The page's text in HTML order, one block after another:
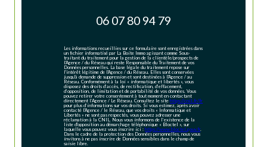
06 07 80 94 79
Les informations recueillies sur ce formulaire sont enregistrées dans
un fichier informatisé par La Boite Immo agissant comme Sous-
traitant du traitement pour la gestion de la clientèle/prospects de
l'Agence / du Réseau qui reste Responsable du Traitement de vos
Données personnelles. La base légale du traitement repose sur
l'intérêt légitime de l'Agence / du Réseau. Elles sont conservées
jusqu'à demande de suppression et sont destinées à l'Agence / au
Réseau. Conformément à la loi « informatique et libertés », vous
disposez des droits d’accès, de rectification, d’effacement,
d’opposition, de limitation et de portabilité de vos données. Vous
pouvez retirer votre consentement à tout moment en contactant
directement l’Agence / Le Réseau. Consultez le sitehttps://cnil.fr/fr
pour plus d’informations sur vos droits. Si vous estimez, après avoir
contacté l'Agence / le Réseau, que vos droits « Informatique et
Libertés » ne sont pas respectés, vous pouvez adresser une
réclamation à la CNIL. Nous vous informons de l’existence de la
liste d'opposition au démarchage téléphonique « Bloctel », sur
laquelle vous pouvez vous inscrire ici :https://www.bloctel.gouv.fr.
Dans le cadre de la protection des Données personnelles, nous vous
invitons à ne pas inscrire de Données sensibles dans le champ de
saisie libre.